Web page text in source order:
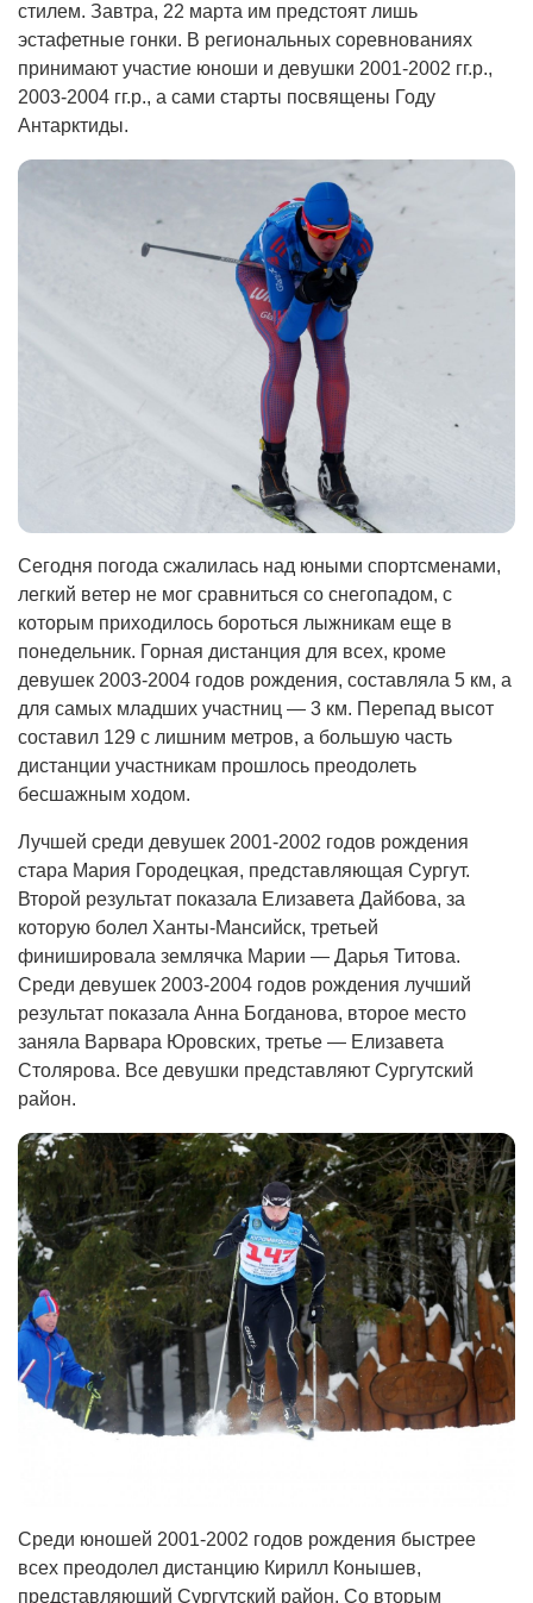
стилем. Завтра, 22 марта им предстоят лишь
эстафетные гонки. В региональных соревнованиях
принимают участие юноши и девушки 2001-2002 гг.р.,
2003-2004 гг.р., а сами старты посвящены Году
Антарктиды.
Сегодня погода сжалилась над юными спортсменами,
легкий ветер не мог сравниться со снегопадом, с
которым приходилось бороться лыжникам еще в
понедельник. Горная дистанция для всех, кроме
девушек 2003-2004 годов рождения, составляла 5 км, а
для самых младших участниц — 3 км. Перепад высот
составил 129 с лишним метров, а большую часть
дистанции участникам прошлось преодолеть
бесшажным ходом.
Лучшей среди девушек 2001-2002 годов рождения
стара Мария Городецкая, представляющая Сургут.
Второй результат показала Елизавета Дайбова, за
которую болел Ханты-Мансийск, третьей
финишировала землячка Марии — Дарья Титова.
Среди девушек 2003-2004 годов рождения лучший
результат показала Анна Богданова, второе место
заняла Варвара Юровских, третье — Елизавета
Столярова. Все девушки представляют Сургутский
район.
Среди юношей 2001-2002 годов рождения быстрее
всех преодолел дистанцию Кирилл Конышев,
представляющий Сургутский район. Со вторым